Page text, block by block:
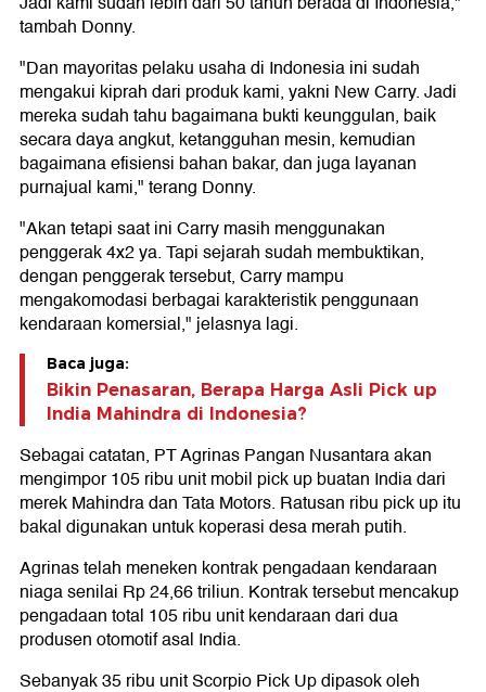
tambah Donny.
"Dan mayoritas pelaku usaha di Indonesia ini sudah
mengakui kiprah dari produk kami, yakni New Carry. Jadi
mereka sudah tahu bagaimana bukti keunggulan, baik
secara daya angkut, ketangguhan mesin, kemudian
bagaimana efisiensi bahan bakar, dan juga layanan
purnajual kami," terang Donny.
"Akan tetapi saat ini Carry masih menggunakan
penggerak 4x2 ya. Tapi sejarah sudah membuktikan,
dengan penggerak tersebut, Carry mampu
mengakomodasi berbagai karakteristik penggunaan
kendaraan komersial," jelasnya lagi.
Baca juga:
Bikin Penasaran, Berapa Harga Asli Pick up
India Mahindra di Indonesia?
Sebagai catatan, PT Agrinas Pangan Nusantara akan
mengimpor 105 ribu unit mobil pick up buatan India dari
merek Mahindra dan Tata Motors. Ratusan ribu pick up itu
bakal digunakan untuk koperasi desa merah putih.
Agrinas telah meneken kontrak pengadaan kendaraan
niaga senilai Rp 24,66 triliun. Kontrak tersebut mencakup
pengadaan total 105 ribu unit kendaraan dari dua
produsen otomotif asal India.
Sebanyak 35 ribu unit Scorpio Pick Up dipasok oleh